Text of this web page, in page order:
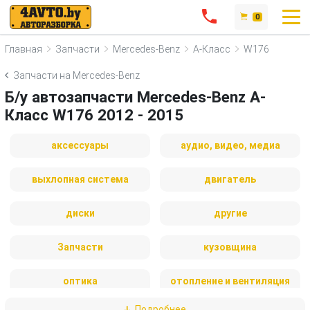
0
Главная Запчасти Mercedes-Benz A-Класс W176
Запчасти на Mercedes-Benz
Б/у автозапчасти Mercedes-Benz A-
Класс W176 2012 - 2015
аксессуары аудио, видео, медиа
выхлопная система двигатель
диски другие
Запчасти кузовщина
оптика отопление и вентиляция